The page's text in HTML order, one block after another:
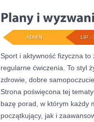
LIP -
ADMIN
Sport i aktywność fizyczna
regularne ćwiczenia. To styl
zdrowie, dobre
Strona poświęcona tej
bazę porad, w którym każdy
początkujący, jak i